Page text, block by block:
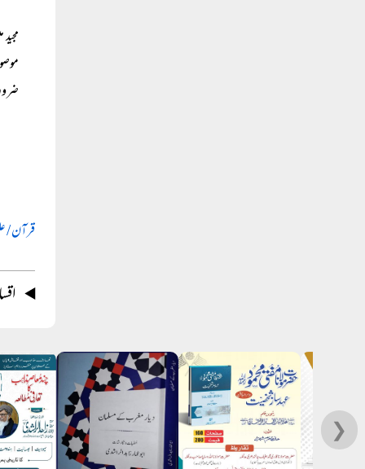
قرآن /
❯